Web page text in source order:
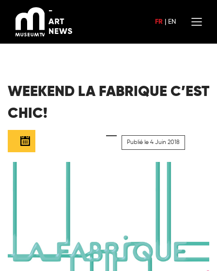
contenu
FR EN
WEEKEND LA FABRIQUE C’EST
CHIC!
Publié le 4 Juin 2018